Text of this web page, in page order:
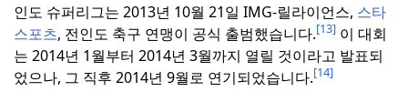
인도 슈퍼리그는 2013년 10월 21일 IMG-릴라이언스, 스타
스포츠, 전인도 축구 연맹이 공식 출범했습니다.[13] 이 대회
는 2014년 1월부터 2014년 3월까지 열릴 것이라고 발표되
었으나, 그 직후 2014년 9월로 연기되었습니다.[14]